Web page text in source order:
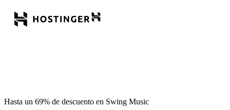
Hasta un 69% de descuento en Swing Music